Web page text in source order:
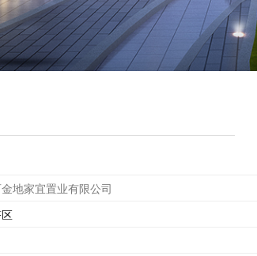
地家宜置业有限公司